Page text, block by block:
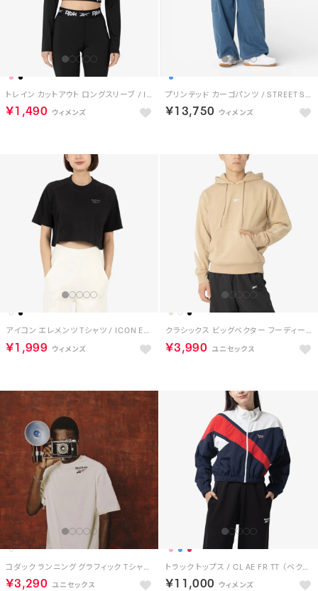
トレイン カットアウト ロングスリーブ / ID TRAIN CUTOUT LONG SLEEVE （ブラック）
￥1,490
プリンテッド カーゴパンツ / STREET SPORT PRINTED CARGO PANTS （ブルー）
￥13,750
アイコン エレメンツ Tシャツ / ICON ELEMENTS TEE （ブラック）
￥1,999
クラシックス ビッグベクター フーディー / Classics Vector Hoodie （ベージュ）
￥3,990
コダック ランニング グラフィック Tシャツ / KODAK GRAPHIC RUN TEE （ヴィンテージチョーク）
￥3,290
トラック トップス / CL AE FR TT （ベクターネイビー）
￥11,000